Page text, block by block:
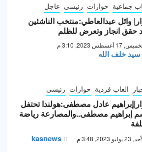
جماعية حوارات رئيسى عاجل
وائل عبدالعاطي:منتخب الناشئين
حقق انجاز وتعرض للظلم
17 أغسطس 2023, 3:10 م
سيد خلف الله
العاب فردية حوارات رئيسى
عادل مصطفى:هولندا تحتفل
إبراهيم مصطفى..والمصارعة رياضة
2023, 3:48 م kasnews